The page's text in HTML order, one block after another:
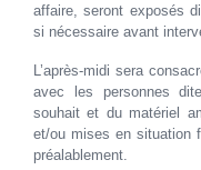
affaire, seront exposés
si nécessaire avant
L’après-midi sera
avec les personnes
souhait et du matériel
et/ou mises en situation
préalablement.